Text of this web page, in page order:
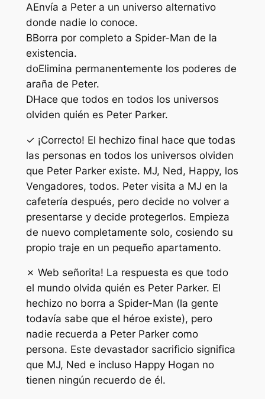
AEnvía a Peter a un universo alternativo
donde nadie lo conoce.
BBorra por completo a Spider-Man de la
existencia.
doElimina permanentemente los poderes de
araña de Peter.
DHace que todos en todos los universos
olviden quién es Peter Parker.
✓ ¡Correcto! El hechizo final hace que todas
las personas en todos los universos olviden
que Peter Parker existe. MJ, Ned, Happy, los
Vengadores, todos. Peter visita a MJ en la
cafetería después, pero decide no volver a
presentarse y decide protegerlos. Empieza
de nuevo completamente solo, cosiendo su
propio traje en un pequeño apartamento.
✗ Web señorita! La respuesta es que todo
el mundo olvida quién es Peter Parker. El
hechizo no borra a Spider-Man (la gente
todavía sabe que el héroe existe), pero
nadie recuerda a Peter Parker como
persona. Este devastador sacrificio significa
que MJ, Ned e incluso Happy Hogan no
tienen ningún recuerdo de él.